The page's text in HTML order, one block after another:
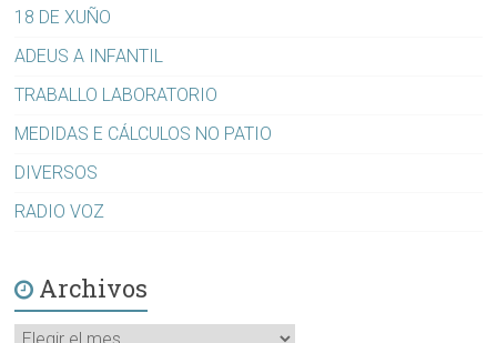
18 DE XUÑO
ADEUS A INFANTIL
TRABALLO LABORATORIO
MEDIDAS E CÁLCULOS NO PATIO
DIVERSOS
RADIO VOZ
Archivos
Archivos